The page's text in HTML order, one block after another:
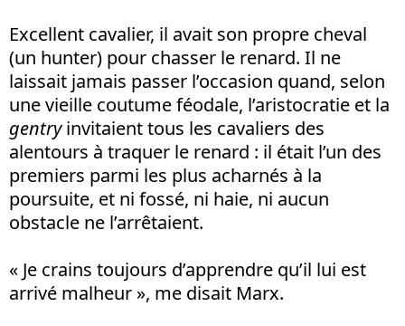
Excellent cavalier, il avait son propre cheval
(un hunter) pour chasser le renard. Il ne
laissait jamais passer l’occasion quand, selon
une vieille coutume féodale, l’aristocratie et la
gentryinvitaient tous les cavaliers des
alentours à traquer le renard : il était l’un des
premiers parmi les plus acharnés à la
poursuite, et ni fossé, ni haie, ni aucun
obstacle ne l’arrêtaient.
« Je crains toujours d’apprendre qu’il lui est
arrivé malheur », me disait Marx.